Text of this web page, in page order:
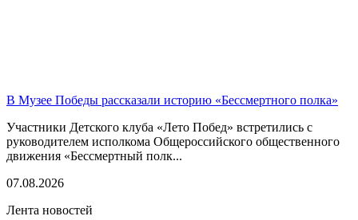
В Музее Победы рассказали историю «Бессмертного полка»
Участники Детского клуба «Лето Побед» встретились с
руководителем исполкома Общероссийского общественного
движения «Бессмертный полк...
07.08.2026
Лента новостей